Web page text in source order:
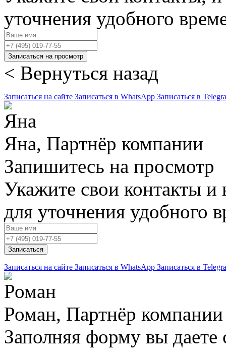
уточнения удобного
Записаться на просмотр
< Вернуться назад
Записаться на сайте Записаться в WhatsApp Записаться в
Яна, Партнёр компании
Запишитесь на просмотр
Укажите свои контакты и
для уточнения удобного
Записаться
Записаться на сайте Записаться в WhatsApp Записаться в
Роман, Партнёр компании
Заполняя форму вы даете